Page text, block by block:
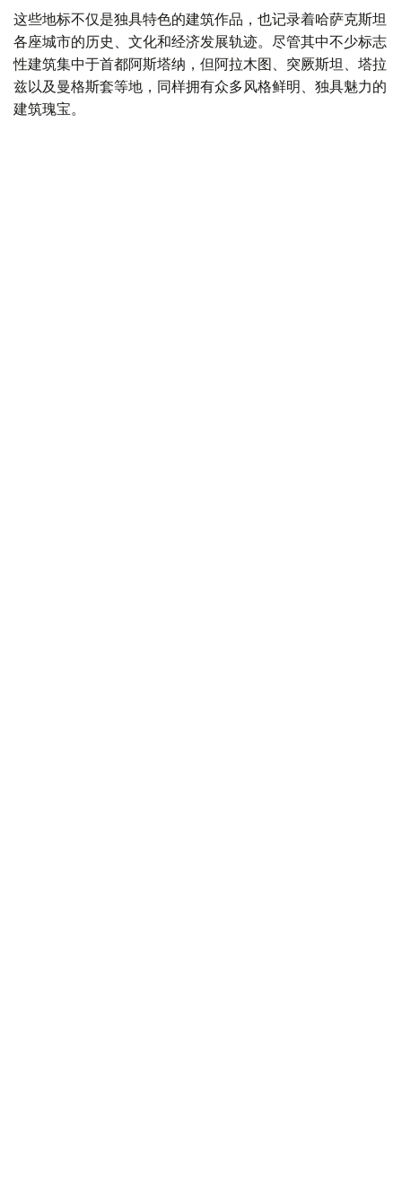
这些地标不仅是独具特色的建筑作品，也记录着哈萨克斯坦
各座城市的历史、文化和经济发展轨迹。尽管其中不少标志
性建筑集中于首都阿斯塔纳，但阿拉木图、突厥斯坦、塔拉
兹以及曼格斯套等地，同样拥有众多风格鲜明、独具魅力的
建筑瑰宝。